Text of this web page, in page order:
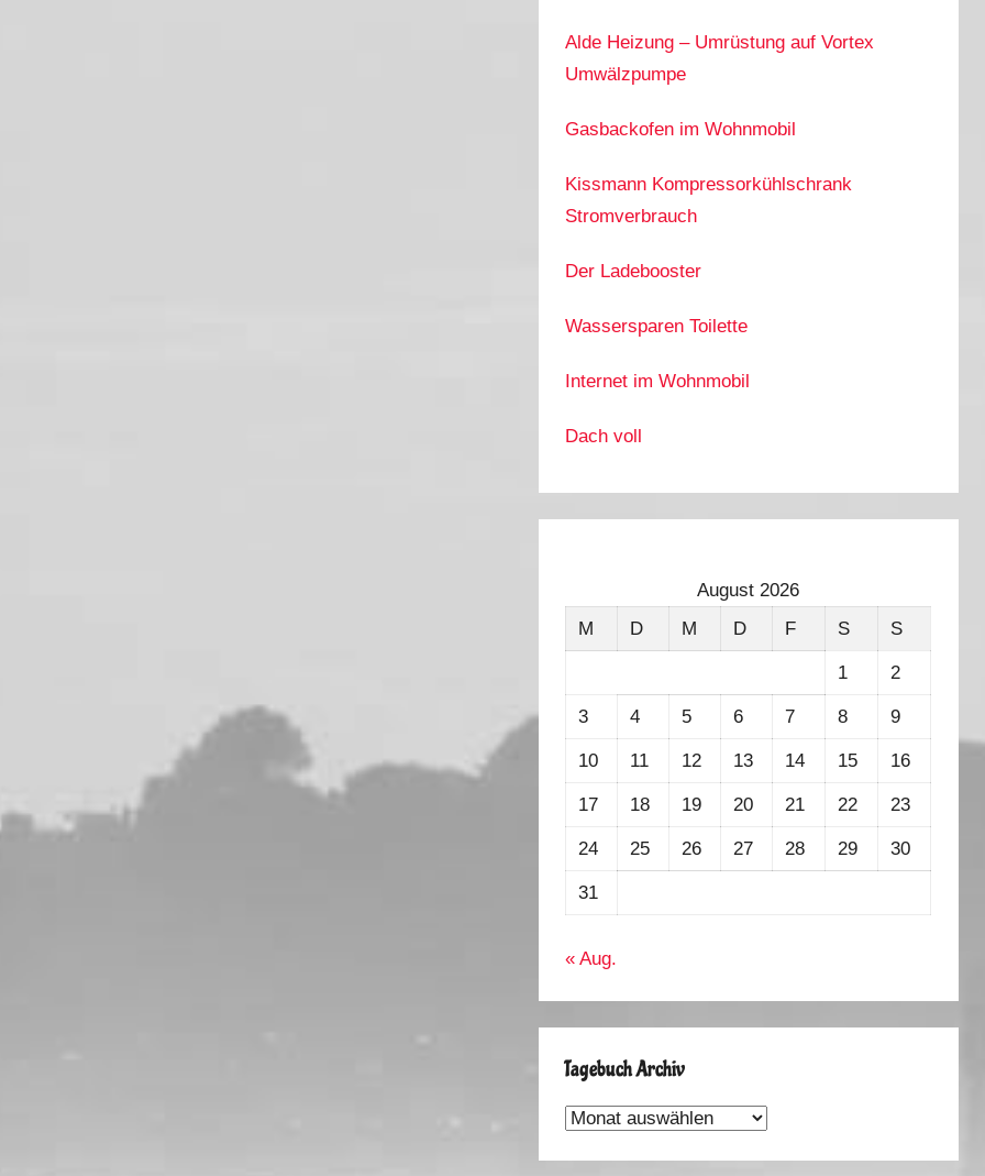
Alde Heizung – Umrüstung auf Vortex
Umwälzpumpe
Gasbackofen im Wohnmobil
Kissmann Kompressorkühlschrank
Stromverbrauch
Der Ladebooster
Wassersparen Toilette
Internet im Wohnmobil
Dach voll
August 2026
M
D M D F S S
1 2
3 4 5 6 7 8 9
10 11 12 13 14 15 16
17 18 19 20 21 22 23
24 25 26 27 28 29 30
31
« Aug.
Tagebuch Archiv
Tagebuch